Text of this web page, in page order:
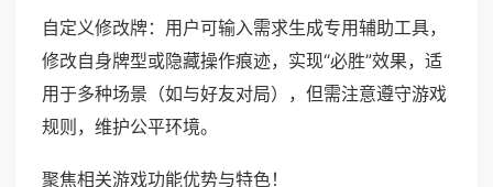
自定义修改牌：用户可输入需求生成专用辅助工具，
修改自身牌型或隐藏操作痕迹，实现“必胜”效果，适
用于多种场景（如与好友对局），但需注意遵守游戏
规则，维护公平环境。
聚焦相关游戏功能优势与特色！